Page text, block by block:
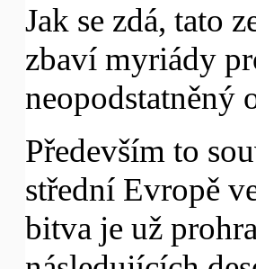
Jak se zdá, tato
zbaví myriády
neopodstatněný
Především to
střední Evropě
bitva je už